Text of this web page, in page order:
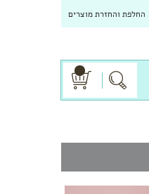
החלפת והחזרת מוצרים